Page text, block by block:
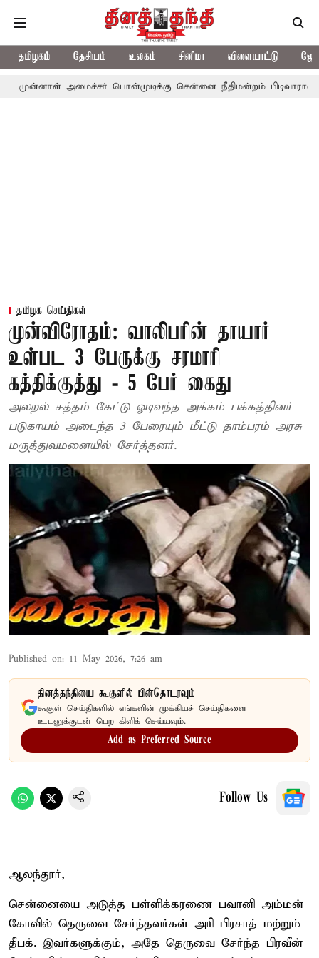
தமிழகம் தேசியம் உலகம் சினிமா விளையாட்டு
அமைச்சர் பொன்முடிக்கு சென்னை நீதிமன்றம் பிடிவாராண்ட்
தமிழக செய்திகள்
முன்விரோதம்: வாலிபரின் தாயார்
உள்பட 3 பேருக்கு சரமாரி
கத்திக்குத்து - 5 பேர் கைது
அலறல் சத்தம் கேட்டு ஓடிவந்த அக்கம் பக்கத்தினர்
படுகாயம் அடைந்த 3 பேரையும் மீட்டு தாம்பரம் அரசு
மருத்துவமனையில் சேர்த்தனர்.
Published on: 11 May 2026, 7:26 am
தினத்தந்தியை கூகுளில் பின்தொடரவும்
கூகுள் செய்திகளில் எங்களின் முக்கியச் செய்திகளை
உடனுக்குடன் பெற கிளிக் செய்யவும்.
Add as Preferred Source
Follow Us
ஆலந்தூர்,
சென்னையை அடுத்த பள்ளிக்கரணை பவானி அம்மன்
கோவில் தெருவை சேர்ந்தவர்கள் அரி பிரசாத் மற்றும்
தீபக். இவர்களுக்கும், அதே தெருவை சேர்ந்த பிரவீன்